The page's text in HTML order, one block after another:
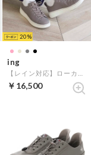
20
ing
￥16,500